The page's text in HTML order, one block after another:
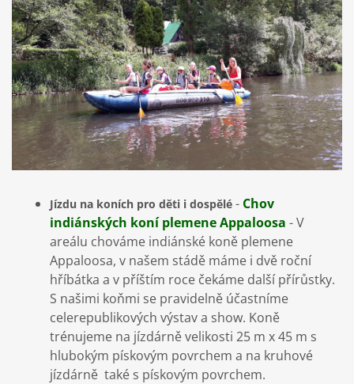
Jízdu na koních pro děti i dospělé - Chov
indiánských koní plemene Appaloosa - V
areálu chováme indiánské koně plemene
Appaloosa, v našem stádě máme i dvě roční
hříbátka a v příštím roce čekáme další přírůstky.
S našimi koňmi se pravidelně účastníme
celerepublikových výstav a show. Koně
trénujeme na jízdárně velikosti 25 m x 45 m s
hlubokým pískovým povrchem a na kruhové
jízdárně také s pískovým povrchem.